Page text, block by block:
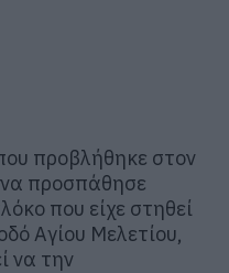
προβλήθηκε στον
προσπάθησε
που είχε στηθεί
Αγίου Μελετίου,
να την